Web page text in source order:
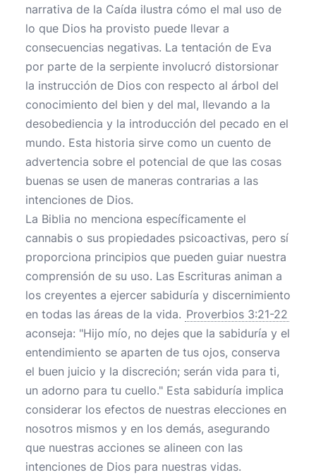
narrativa de la Caída ilustra cómo el mal uso de
lo que Dios ha provisto puede llevar a
consecuencias negativas. La tentación de Eva
por parte de la serpiente involucró distorsionar
la instrucción de Dios con respecto al árbol del
conocimiento del bien y del mal, llevando a la
desobediencia y la introducción del pecado en el
mundo. Esta historia sirve como un cuento de
advertencia sobre el potencial de que las cosas
buenas se usen de maneras contrarias a las
intenciones de Dios.
La Biblia no menciona específicamente el
cannabis o sus propiedades psicoactivas, pero sí
proporciona principios que pueden guiar nuestra
comprensión de su uso. Las Escrituras animan a
los creyentes a ejercer sabiduría y discernimiento
en todas las áreas de la vida. Proverbios 3:21-22
aconseja: "Hijo mío, no dejes que la sabiduría y el
entendimiento se aparten de tus ojos, conserva
el buen juicio y la discreción; serán vida para ti,
un adorno para tu cuello." Esta sabiduría implica
considerar los efectos de nuestras elecciones en
nosotros mismos y en los demás, asegurando
que nuestras acciones se alineen con las
intenciones de Dios para nuestras vidas.